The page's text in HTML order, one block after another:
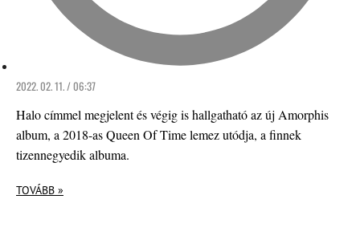
2022. 02. 11. / 06:37
Halo címmel megjelent és végig is hallgatható az új Amorphis
album, a 2018-as Queen Of Time lemez utódja, a finnek
tizennegyedik albuma.
TOVÁBB »